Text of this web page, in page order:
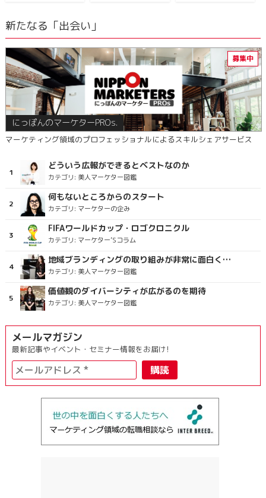
新たなる「出会い」
にっぽんのマーケターPROs.
マーケティング領域のプロフェッショナルによるスキルシェアサービス
どういう広報ができるとベストなのか
カテゴリ: 美人マーケター図鑑
何もないところからのスタート
カテゴリ: マーケターの企み
FIFAワールドカップ・ロゴクロニクル
カテゴリ: マーケター’Sコラム
地域ブランディングの取り組みが非常に面白く注目しています
カテゴリ: 美人マーケター図鑑
価値観のダイバーシティが広がるのを期待
カテゴリ: 美人マーケター図鑑
メールマガジン
最新記事やイベント・セミナー情報をお届け!